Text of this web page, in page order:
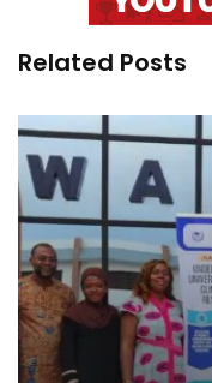
Related Posts